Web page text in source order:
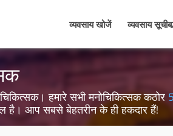
व्यवसाय खोजें व्यवसाय
हमारे सभी मनोचिकित्सक कठोर
है। आप सबसे बेहतरीन के ही हकदार हैं!